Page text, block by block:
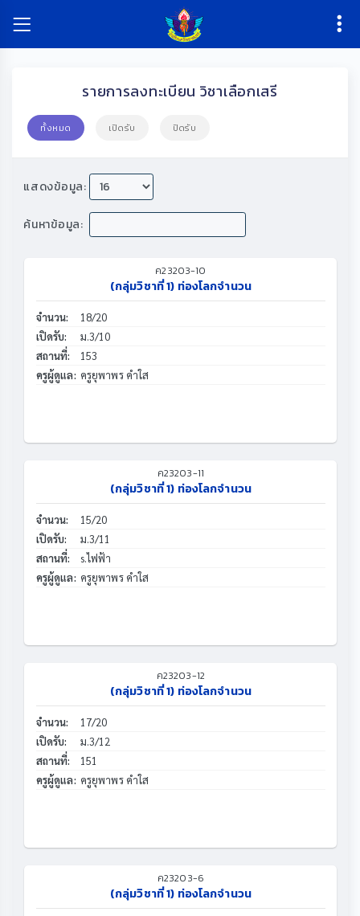
รายการลงทะเบียน วิชาเลือกเสรี
ทั้งหมด เปิดรับ ปิดรับ
แสดงข้อมูล:
ค้นหาข้อมูล:
ค23203-10
(กลุ่มวิชาที่ 1) ท่องโลกจำนวน
จำนวน:
18/20
เปิดรับ:
ม.3/10
สถานที่:
153
ครูผู้ดูแล: ครูยุพาพร คำใส
ค23203-11
(กลุ่มวิชาที่ 1) ท่องโลกจำนวน
จำนวน:
15/20
เปิดรับ:
ม.3/11
สถานที่:
s.ไฟฟ้า
ครูผู้ดูแล: ครูยุพาพร คำใส
ค23203-12
(กลุ่มวิชาที่ 1) ท่องโลกจำนวน
จำนวน:
17/20
เปิดรับ:
ม.3/12
สถานที่:
151
ครูผู้ดูแล: ครูยุพาพร คำใส
ค23203-6
(กลุ่มวิชาที่ 1) ท่องโลกจำนวน